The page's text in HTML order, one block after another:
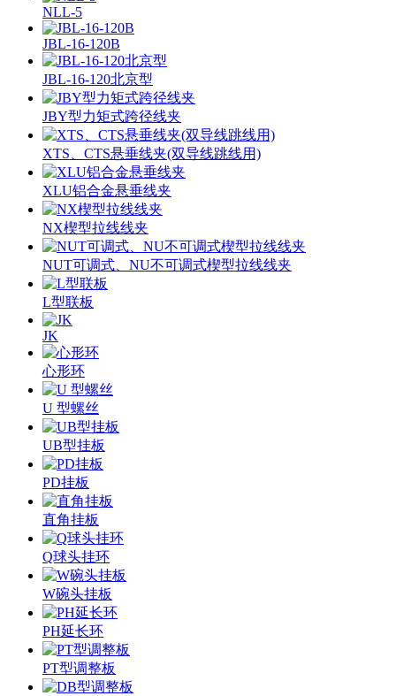
NLL-5
JBL-16-120B
JBL-16-120北京型
JBY型力矩式跨径线夹
XTS、CTS悬垂线夹(双导线跳线用)
XLU铝合金悬垂线夹
NX楔型拉线线夹
NUT可调式、NU不可调式楔型拉线线夹
L型联板
JK
心形环
U 型螺丝
UB型挂板
PD挂板
直角挂板
Q球头挂环
W碗头挂板
PH延长环
PT型调整板